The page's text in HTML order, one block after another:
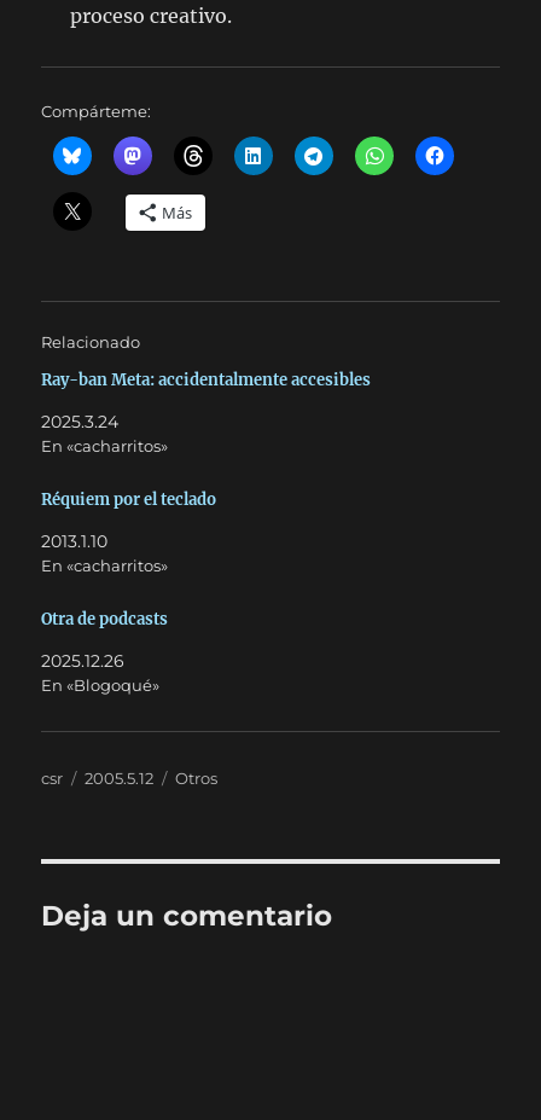
proceso creativo.
Compárteme:
Más
Relacionado
Ray-ban Meta: accidentalmente accesibles
2025.3.24
En «cacharritos»
Réquiem por el teclado
2013.1.10
En «cacharritos»
Otra de podcasts
2025.12.26
En «Blogoqué»
Autor
csr
Publicado
2005.5.12 Categorías
Otros
Deja un comentario